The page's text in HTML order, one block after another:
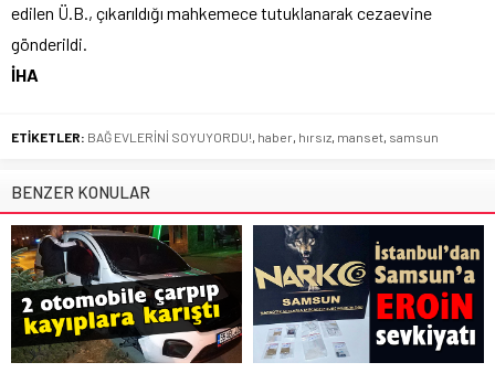
edilen Ü.B., çıkarıldığı mahkemece tutuklanarak cezaevine
gönderildi.
İHA
ETİKETLER: BAĞ EVLERİNİ SOYUYORDU! haber hırsız manset samsun
BENZER KONULAR